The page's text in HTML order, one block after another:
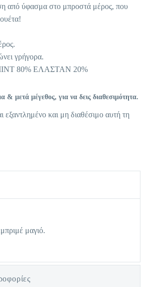
από ύφασμα στο μπροστά μέρος, που
γρήγορα.
80% ΕΛΑΣΤΑΝ 20%
μετά μέγεθος, για να δεις διαθεσιμότητα.
εξαντλημένο και μη διαθέσιμο αυτή τη
μαγιό.